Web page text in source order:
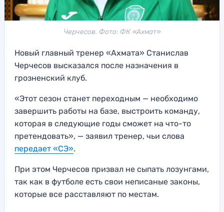
Черчесов. Фото: ФК «Ахмат»
Новый главный тренер «Ахмата» Станислав
Черчесов высказался после назначения в
грозненский клуб.
«Этот сезон станет переходным — необходимо
завершить работы на базе, выстроить команду,
которая в следующие годы сможет на что-то
претендовать», — заявил тренер, чьи слова
передает «СЭ».
При этом Черчесов призвал не сыпать лозунгами,
так как в футболе есть свои неписаные законы,
которые все расставляют по местам.